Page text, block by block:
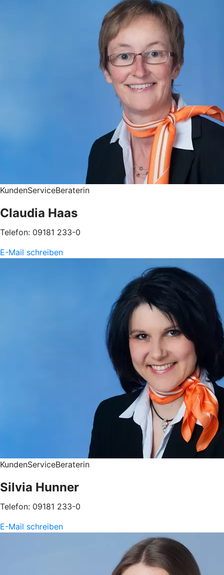
KundenServiceBeraterin
Claudia Haas
Telefon: 09181 233-0
E-Mail schreiben
KundenServiceBeraterin
Silvia Hunner
Telefon: 09181 233-0
E-Mail schreiben